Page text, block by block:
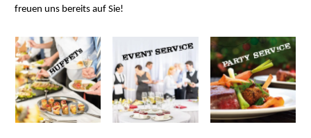
freuen uns bereits auf Sie!